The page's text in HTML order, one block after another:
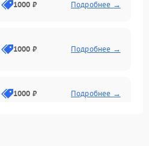
1000 ₽ Подробнее →
1000 ₽ Подробнее →
1000 ₽ Подробнее →